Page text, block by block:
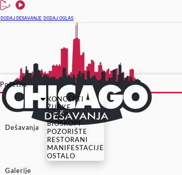
DODAJ DESAVANJE DODAJ OGLAS
Početna
Dešavanja
KONCERTI
ŽURKE
SPORT
BIOSKOPI
POZORIŠTE
RESTORANI
MANIFESTACIJE
OSTALO
Galerije